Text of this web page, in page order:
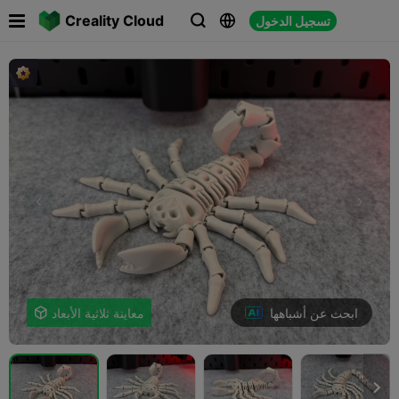
Creality Cloud   تسجيل الدخول
 
 معاينة ثلاثية الأبعاد ابحث عن أشباهها
